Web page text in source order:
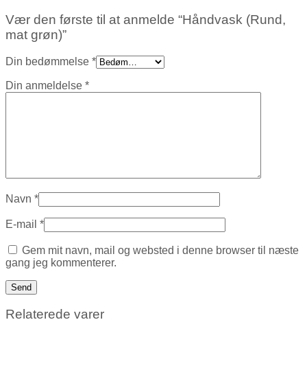
Vær den første til at anmelde “Håndvask (Rund,
mat grøn)”
Din bedømmelse *
Din anmeldelse *
Navn *
E-mail *
Gem mit navn, mail og websted i denne browser til næste
gang jeg kommenterer.
Relaterede varer